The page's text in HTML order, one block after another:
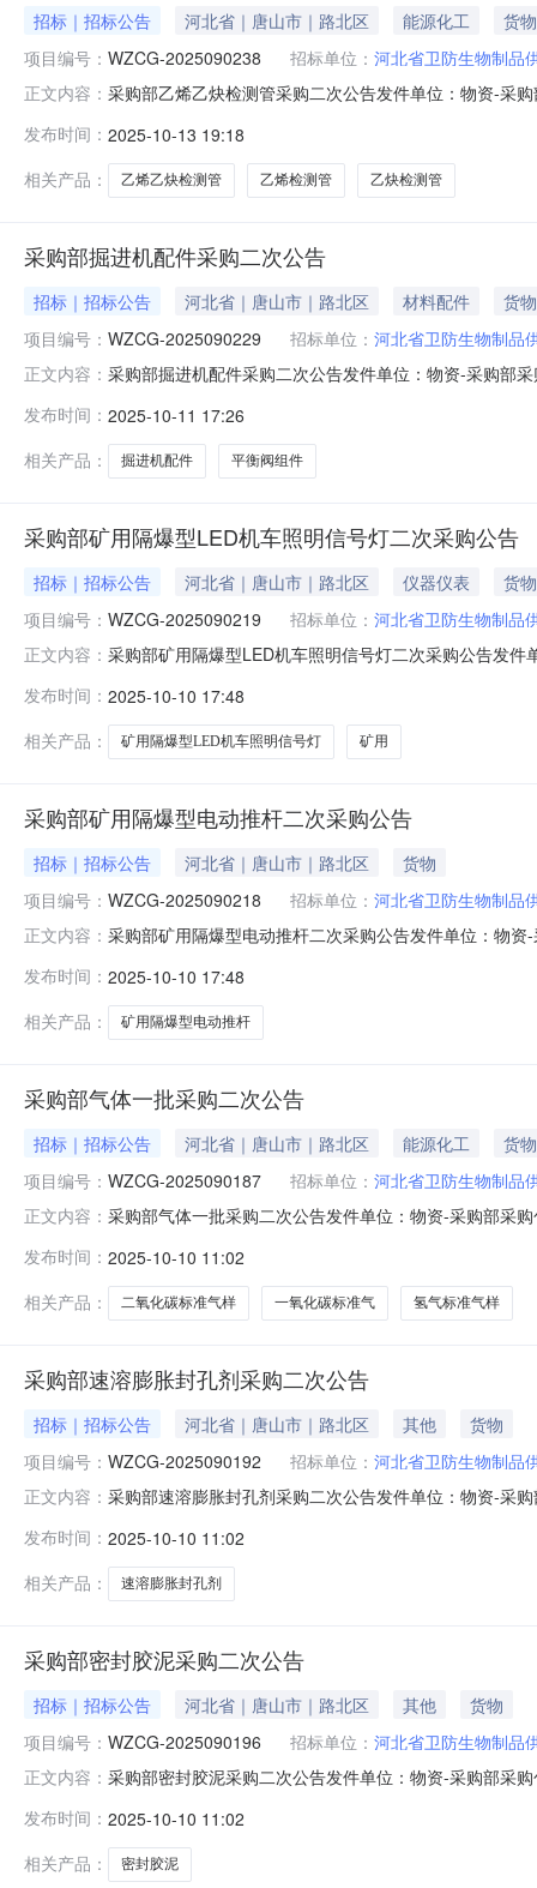
招标｜招标公告 河北省｜唐山市｜路北区 能源化工
货物
项目编号： WZCG-2025090238 招标单位： 河北省卫防生物制品
正文内容： 采购部乙烯乙炔检测管采购二次公告发件单位：物资-采
价必须是一次性报价，不得涂改。1.报价方资格报价方须
发布时间： 2025-10-13 19:18
相关产品：
乙烯乙炔检测管 乙烯检测管 乙炔检测管
采购部掘进机配件采购二次公告
招标｜招标公告 河北省｜唐山市｜路北区 材料配件
货物
项目编号： WZCG-2025090229 招标单位： 河北省卫防生物制品
正文内容： 采购部掘进机配件采购二次公告发件单位：物资-采购部
必须是一次性报价，不得涂改。1.报价方资格报价方须为
发布时间： 2025-10-11 17:26
相关产品：
掘进机配件 平衡阀组件
采购部矿用隔爆型LED机车照明信号灯二次采购公告
招标｜招标公告 河北省｜唐山市｜路北区 仪器仪表
货物
项目编号： WZCG-2025090219 招标单位： 河北省卫防生物制品
正文内容： 采购部矿用隔爆型LED机车照明信号灯二次采购公告发
价，逾期无效。报价必须是一次性报价，不得涂改。1.报
发布时间： 2025-10-10 17:48
相关产品：
矿用隔爆型LED机车照明信号灯 矿用
采购部矿用隔爆型电动推杆二次采购公告
招标｜招标公告 河北省｜唐山市｜路北区
货物
项目编号： WZCG-2025090218 招标单位： 河北省卫防生物制品
正文内容： 采购部矿用隔爆型电动推杆二次采购公告发件单位：物
效。报价必须是一次性报价，不得涂改。1.报价方资格报
发布时间： 2025-10-10 17:48
相关产品：
矿用隔爆型电动推杆
采购部气体一批采购二次公告
招标｜招标公告 河北省｜唐山市｜路北区 能源化工
货物
项目编号： WZCG-2025090187 招标单位： 河北省卫防生物制品
正文内容： 采购部气体一批采购二次公告发件单位：物资-采购部采
须是一次性报价，不得涂改。1.报价方资格报价方须为开
发布时间： 2025-10-10 11:02
相关产品：
二氧化碳标准气样 一氧化碳标准气 氢气标准气样
采购部速溶膨胀封孔剂采购二次公告
招标｜招标公告 河北省｜唐山市｜路北区 其他
货物
项目编号： WZCG-2025090192 招标单位： 河北省卫防生物制品
正文内容： 采购部速溶膨胀封孔剂采购二次公告发件单位：物资-采
章后密封寄送至我单位（报价不一致时，以网上报价为
发布时间： 2025-10-10 11:02
相关产品：
速溶膨胀封孔剂
采购部密封胶泥采购二次公告
招标｜招标公告 河北省｜唐山市｜路北区 其他
货物
项目编号： WZCG-2025090196 招标单位： 河北省卫防生物制品
正文内容： 采购部密封胶泥采购二次公告发件单位：物资-采购部采
须是一次性报价，不得涂改。1.报价方资格报价方须为开
发布时间： 2025-10-10 11:02
相关产品：
密封胶泥